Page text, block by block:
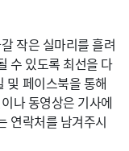
작은 실마리를 흘려
수 있도록 최선을 다
및 페이스북을 통해
나 동영상은 기사에
연락처를 남겨주시